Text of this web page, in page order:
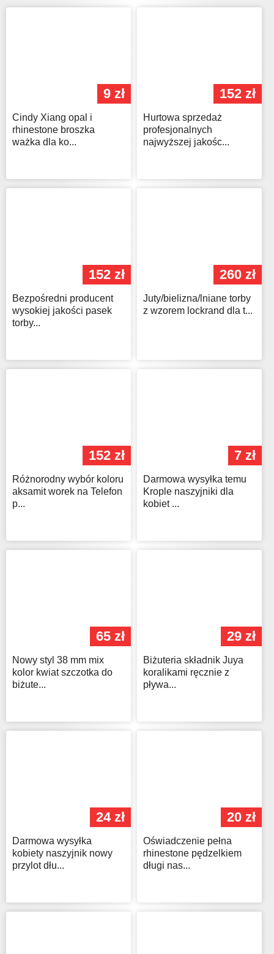
9 zł
Cindy Xiang opal i
rhinestone broszka
ważka dla ko...
152 zł
Hurtowa sprzedaż
profesjonalnych
najwyższej jakośc...
152 zł
Bezpośredni producent
wysokiej jakości pasek
torby...
260 zł
Juty/bielizna/lniane torby
z wzorem lockrand dla t...
152 zł
Różnorodny wybór koloru
aksamit worek na Telefon
p...
7 zł
Darmowa wysyłka temu
Krople naszyjniki dla
kobiet ...
65 zł
Nowy styl 38 mm mix
kolor kwiat szczotka do
biżute...
29 zł
Biżuteria składnik Juya
koralikami ręcznie z
pływa...
24 zł
Darmowa wysyłka
kobiety naszyjnik nowy
przylot dłu...
20 zł
Oświadczenie pełna
rhinestone pędzelkiem
długi nas...